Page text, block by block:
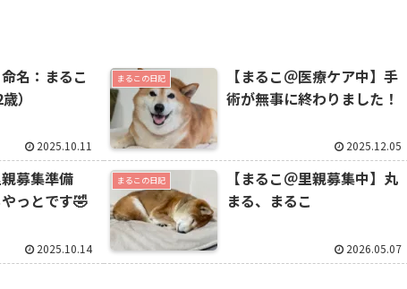
名：まるこ
）
2025.10.11
まるこの日記
【まるこ＠医療ケア中】手
術が無事に終わりました！
2025.12.05
親募集準備
っとです🤣
2025.10.14
まるこの日記
【まるこ＠里親募集中】丸
まる、まるこ
2026.05.07